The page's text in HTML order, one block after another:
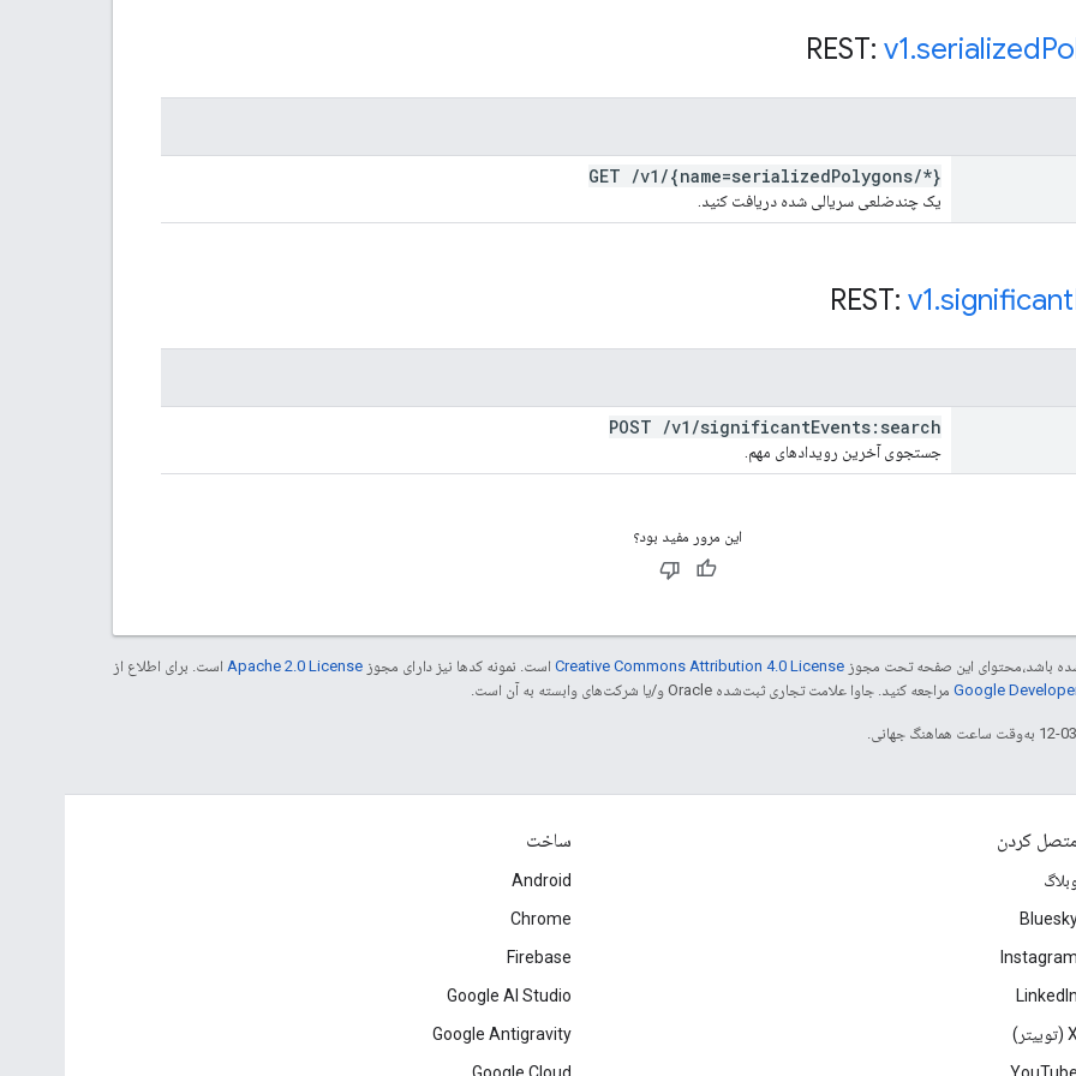
v1.serialized
GET /v1 /{name=serializedPolygons/*}
یک چندضلعی سریالی شده دریافت کنید.
v1.significant
POST /v1 /significantEvents:search
جستجوی آخرین رویدادهای مهم.
این مرور مفید بود؟
شده باشد،‌محتوای این صفحه تحت مجوز Creative Commons Attribution 4.0 License است. نمونه کدها نیز دارای مجوز Apache 2.0 License است. برای اطلاع از
مراجعه کنید. جاوا علامت تجاری ثبت‌شده Oracle و/یا شرکت‌های وابسته به آن است.
متصل کردن
وبلاگ
Instagram
LinkedIn
‫X (توییتر)
ساخت
Android
Chrome
Firebase
Google AI Studio
Google Antigravity